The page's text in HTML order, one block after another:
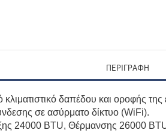
ΠΕΡΙΓΡΑΦΉ
κλιματιστικό δαπέδου και οροφής
σε ασύρματο δίκτυο (WiFi).
24000 BTU, Θέρμανσης 26000